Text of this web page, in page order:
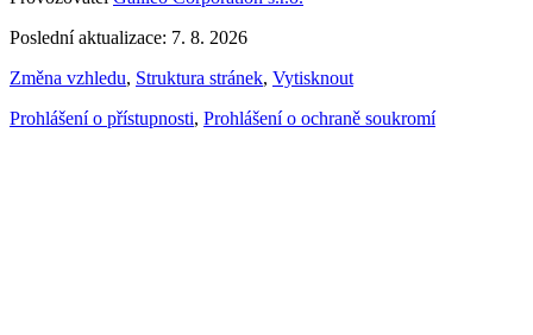
Poslední aktualizace: 7. 8. 2026
Změna vzhledu, Struktura stránek, Vytisknout
Prohlášení o přístupnosti, Prohlášení o ochraně soukromí